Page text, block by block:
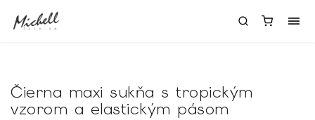
Čierna maxi sukňa s tropickým
vzorom a elastickým pásom